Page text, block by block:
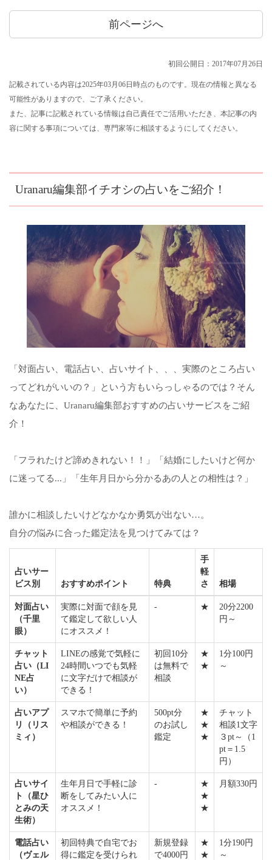
前ページへ
初回公開日：2017年07月26日
記載されている内容は2025年03月06日時点のものです。現在の情報と異なる
可能性がありますので、ご了承ください。
また、記事に記載されている情報は自己責任でご活用いただき、本記事の内
容に関する事項については、専門家等に相談するようにしてください。
Uranaru編集部イチオシの占いをご紹介！
「対面占い、電話占い、占いサイト、、、実際のところ占い
ってどれがいいの？」という方もいらっしゃるのでは？そん
なあなたに、Uranaru編集部おすすめの占いサービスをご紹
介！
「フラれたけど諦めきれない！！」「結婚にしたいけど何か
に迷ってる...」「生年月日から分かるあの人との相性は？」
誰かに相談したいけどなかなか勇気が出ない…。
自分の悩みに合った鑑定法を見つけてみては？
占いサー
ビス別
おすすめポイント 特典
手
軽
さ
相場
対面占い
（千里
眼）
実際に対面で顔を見
て鑑定して欲しい人
にオススメ！
- ★
20分2200
円～
チャット
占い（LI
NE占
い）
LINEの感覚で気軽に
24時間いつでも気軽
に文字だけで相談が
できる！
初回10分
は無料で
相談
★
★
1分100円
～
占いアプ
リ（リス
ミィ）
スマホで簡単に予約
や相談ができる！
500pt分
のお試し
鑑定
★
★
★
チャット
相談1文字
３pt～（1
pt＝1.5
円）
占いサイ
ト（星ひ
とみの天
生術）
生年月日で手軽に診
断をしてみたい人に
オススメ！
-
★
★
★
月額330円
電話占い
（ヴェル
初回特典で自宅でお
得に鑑定を受けられ
新規登録
で4000円
★
★
1分190円
～